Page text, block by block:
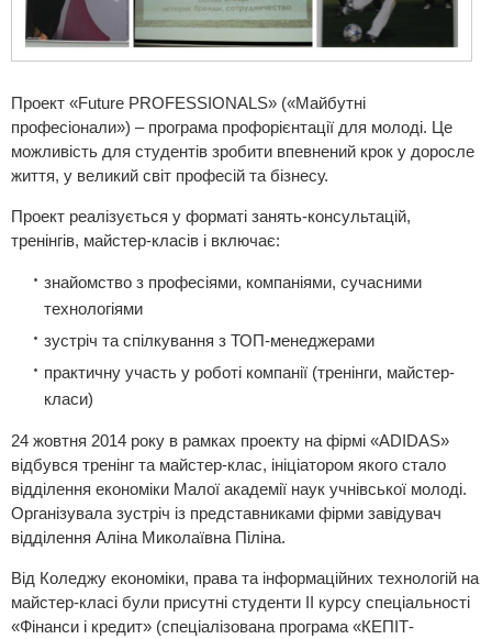
Проект «Future PROFESSIONALS» («Майбутні
професіонали») – програма профорієнтації для молоді. Це
можливість для студентів зробити впевнений крок у доросле
життя, у великий світ професій та бізнесу.
Проект реалізується у форматі занять-консультацій,
тренінгів, майстер-класів і включає:
знайомство з професіями, компаніями, сучасними
технологіями
зустріч та спілкування з ТОП-менеджерами
практичну участь у роботі компанії (тренінги, майстер-
класи)
24 жовтня 2014 року в рамках проекту на фірмі «ADIDAS»
відбувся тренінг та майстер-клас, ініціатором якого стало
відділення економіки Малої академії наук учнівської молоді.
Організувала зустріч із представниками фірми завідувач
відділення Аліна Миколаївна Піліна.
Від Коледжу економіки, права та інформаційних технологій на
майстер-класі були присутні студенти ІІ курсу спеціальності
«Фінанси і кредит» (спеціалізована програма «КЕПІТ-